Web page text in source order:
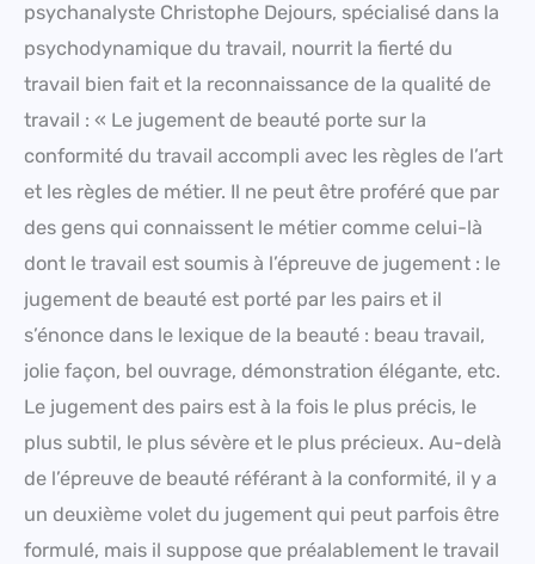
psychanalyste Christophe Dejours, spécialisé dans la
psychodynamique du travail, nourrit la fierté du
travail bien fait et la reconnaissance de la qualité de
travail : « Le jugement de beauté porte sur la
conformité du travail accompli avec les règles de l’art
et les règles de métier. Il ne peut être proféré que par
des gens qui connaissent le métier comme celui-là
dont le travail est soumis à l’épreuve de jugement : le
jugement de beauté est porté par les pairs et il
s’énonce dans le lexique de la beauté : beau travail,
jolie façon, bel ouvrage, démonstration élégante, etc.
Le jugement des pairs est à la fois le plus précis, le
plus subtil, le plus sévère et le plus précieux. Au-delà
de l’épreuve de beauté référant à la conformité, il y a
un deuxième volet du jugement qui peut parfois être
formulé, mais il suppose que préalablement le travail